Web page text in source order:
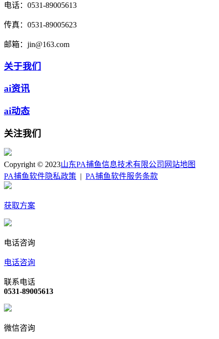
电话： 0531-89005613
传真： 0531-89005623
邮箱： jin@163.com
关于我们
ai资讯
ai动态
关注我们
Copyright © 2023山东PA捕鱼信息技术有限公司 网站地图
PA捕鱼软件隐私政策
PA捕鱼软件服务条款
获取方案
电话咨询
电话咨询
联系电话
0531-89005613
微信咨询